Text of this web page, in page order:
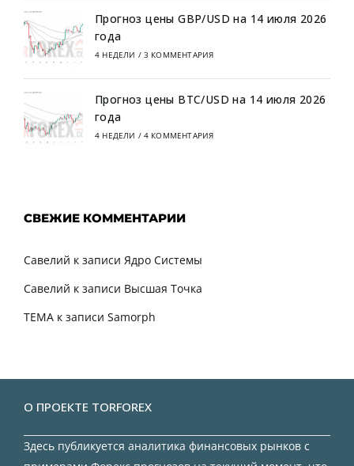
Прогноз цены GBP/USD на 14 июля 2026
года
4 НЕДЕЛИ / 3 КОММЕНТАРИЯ
Прогноз цены BTC/USD на 14 июля 2026
года
4 НЕДЕЛИ / 4 КОММЕНТАРИЯ
СВЕЖИЕ КОММЕНТАРИИ
Савелий к записи Ядро Системы
Савелий к записи Высшая Точка
TEMA к записи Samorph
О ПРОЕКТЕ TORFOREX
Здесь публикуется аналитика финансовых рынков с